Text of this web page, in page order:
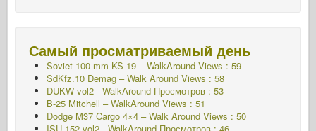
Самый просматриваемый день
Soviet 100 mm KS-19 – WalkAround Views : 59
SdKfz.10 Demag – Walk Around Views : 58
DUKW vol2 - WalkAround Просмотров : 53
B-25 Mitchell – WalkAround Views : 51
Dodge M37 Cargo 4×4 – Walk Around Views : 50